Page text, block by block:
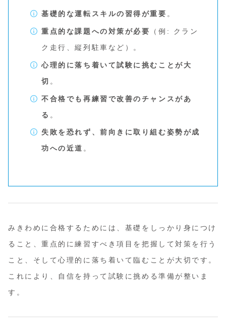
基礎的な運転スキルの習得が重要 。
重点的な課題への対策が必要
（例: クラン
ク走行、縦列駐車など）。
心理的に落ち着いて試験に挑むことが大
切 。
不合格でも再練習で改善のチャンスがあ
る 。
失敗を恐れず、前向きに取り組む姿勢が成
功への近道 。
みきわめに合格するためには、基礎をしっかり身につけ
ること、重点的に練習すべき項目を把握して対策を行う
こと、そして心理的に落ち着いて臨むことが大切です。
これにより、自信を持って試験に挑める準備が整いま
す。